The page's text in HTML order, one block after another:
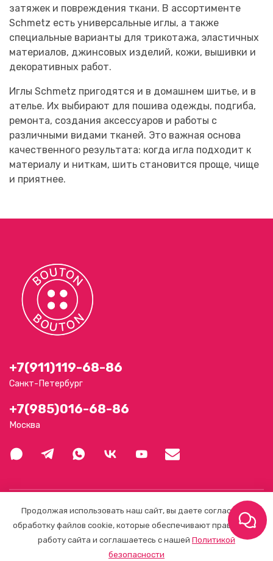
затяжек и повреждения ткани. В ассортименте
Schmetz есть универсальные иглы, а также
специальные варианты для трикотажа, эластичных
материалов, джинсовых изделий, кожи, вышивки и
декоративных работ.
Иглы Schmetz пригодятся и в домашнем шитье, и в
ателье. Их выбирают для пошива одежды, подгиба,
ремонта, создания аксессуаров и работы с
различными видами тканей. Это важная основа
качественного результата: когда игла подходит к
материалу и ниткам, шить становится проще, чище
и приятнее.
О магазине
Клиентам
+7(911)119-68-86
Санкт-Петербург
+7(985)016-68-86
Москва
Продолжая использовать наш сайт, вы даете согласие на
обработку файлов cookie, которые обеспечивают правильную
работу сайта и соглашаетесь с нашей Политикой
безопасности